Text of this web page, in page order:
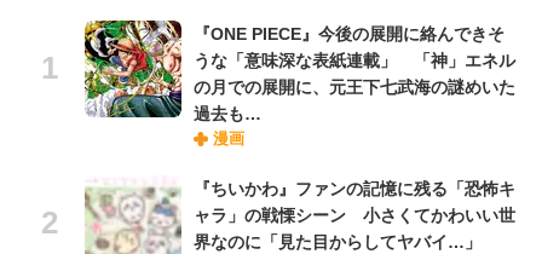
『ONE PIECE』今後の展開に絡んできそ
うな「意味深な表紙連載」 「神」エネル
の月での展開に、元王下七武海の謎めいた
過去も…
漫画
『ちいかわ』ファンの記憶に残る「恐怖キ
ャラ」の戦慄シーン 小さくてかわいい世
界なのに「見た目からしてヤバイ…」